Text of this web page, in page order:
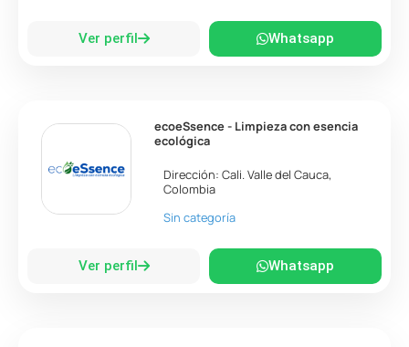
Ver perfil Whatsapp
ecoeSsence - Limpieza con esencia
ecológica
Dirección:Cali.Valle del Cauca,
Colombia
Sin categoría
Ver perfil Whatsapp